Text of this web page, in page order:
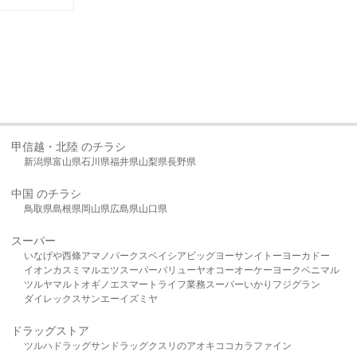
甲信越・北陸 のチラシ
新潟県富山県石川県福井県山梨県長野県
中国 のチラシ
鳥取県島根県岡山県広島県山口県
スーパー
いなげや西條アマノパークスベイシア ビッグヨーサンイトーヨーカドー
イオンカスミ マルエツ スーパーバリューヤオコーオーケー ヨークベニマル
ツルヤマルト オギノ エスマート ライフ業務スーパーいかり フジグラン
ダイレックスサンエーイズミヤ
ドラッグストア
ツルハドラッグサンドラッグクスリのアオキ ココカラファイン